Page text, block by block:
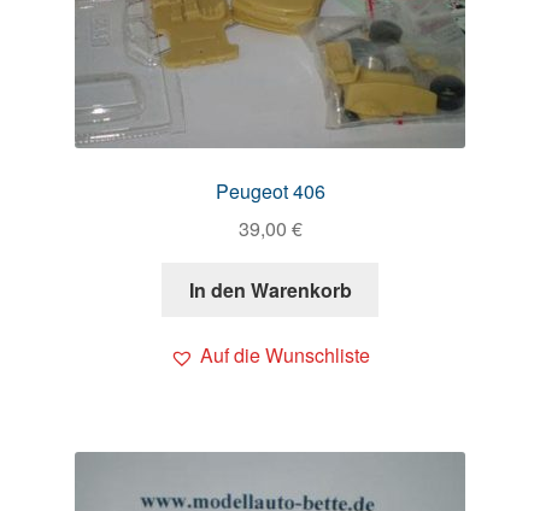
Peugeot 406
39,00 €
In den Warenkorb
Auf die Wunschliste